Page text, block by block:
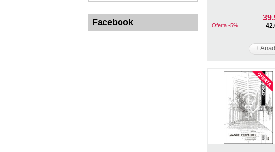
Facebook Oferta -5%
+